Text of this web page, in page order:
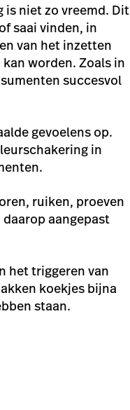
niet zo vreemd. Dit
saai vinden, in
van het inzetten
worden. Zoals in
succesvol
gevoelens op.
in
ruiken, proeven
aangepast
het triggeren van
koekjes bijna
staan.